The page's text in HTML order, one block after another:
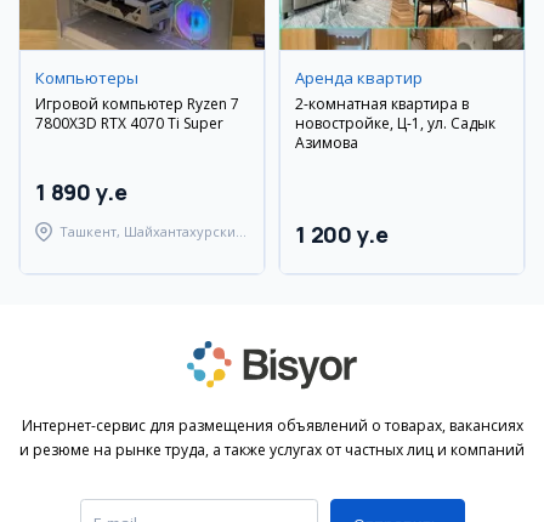
Компьютеры
Игровой компьютер Ryzen 7
7800X3D RTX 4070 Ti Super
1 890 y.e
Ташкент, Шайхантахурский
Аренда квартир
2-комнатная квартира в
новостройке, Ц-1, ул. Садык
Азимова
1 200 y.e
Интернет-сервис для размещения объявлений о товарах, вакансиях
и резюме на рынке труда, а также услугах от частных лиц и компаний